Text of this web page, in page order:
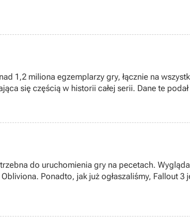
1,2 miliona egzemplarzy gry, łącznie na
się częścią w historii całej serii. Dane te
do uruchomienia gry na pecetach.
Ponadto, jak już ogłaszaliśmy, Fallout 3